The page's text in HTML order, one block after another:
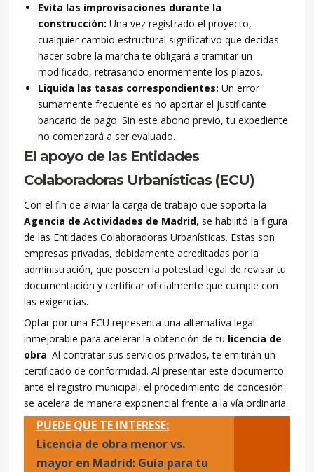
Evita las improvisaciones durante la
construcción: Una vez registrado el proyecto,
cualquier cambio estructural significativo que decidas
hacer sobre la marcha te obligará a tramitar un
modificado, retrasando enormemente los plazos.
Liquida las tasas correspondientes: Un error
sumamente frecuente es no aportar el justificante
bancario de pago. Sin este abono previo, tu expediente
no comenzará a ser evaluado.
El apoyo de las Entidades
Colaboradoras Urbanísticas (ECU)
Con el fin de aliviar la carga de trabajo que soporta la
Agencia de Actividades de Madrid, se habilitó la figura
de las Entidades Colaboradoras Urbanísticas. Estas son
empresas privadas, debidamente acreditadas por la
administración, que poseen la potestad legal de revisar tu
documentación y certificar oficialmente que cumple con
las exigencias.
Optar por una ECU representa una alternativa legal
inmejorable para acelerar la obtención de tu licencia de
obra. Al contratar sus servicios privados, te emitirán un
certificado de conformidad. Al presentar este documento
ante el registro municipal, el procedimiento de concesión
se acelera de manera exponencial frente a la vía ordinaria.
PUEDE QUE TE INTERESE:
Licencia de obra menor vs.
mayor en Madrid: Guía para tu